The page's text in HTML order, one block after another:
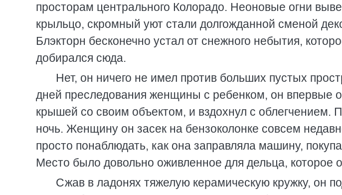
просторам центрального Колорадо. Неоновые огни
крыльцо, скромный уют стали долгожданной сменой
Блэкторн бесконечно устал от снежного небытия,
добирался сюда.
Нет, он ничего не имел против больших пустых
дней преследования женщины с ребенком, он впервые
крышей со своим объектом, и вздохнул с облегчением.
ночь. Женщину он засек на бензоколонке совсем
просто понаблюдать, как она заправляла машину,
Место было довольно оживленное для дельца, которое
Сжав в ладонях тяжелую керамическую кружку, он